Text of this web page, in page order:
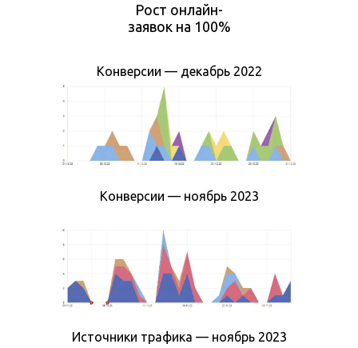
Рост онлайн-
заявок на 100%
Конверсии — декабрь 2022
Конверсии — ноябрь 2023
Источники трафика — ноябрь 2023